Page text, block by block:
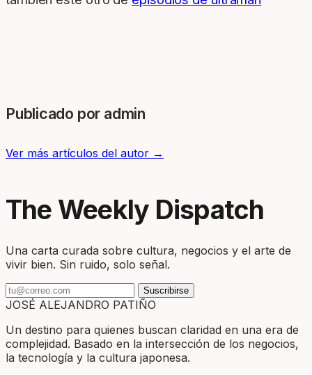
Publicado por admin
Ver más artículos del autor →
The Weekly Dispatch
Una carta curada sobre cultura, negocios y el arte de
vivir bien. Sin ruido, solo señal.
Suscribirse
JOSÉ ALEJANDRO PATIÑO
Un destino para quienes buscan claridad en una era de
complejidad. Basado en la intersección de los negocios,
la tecnología y la cultura japonesa.